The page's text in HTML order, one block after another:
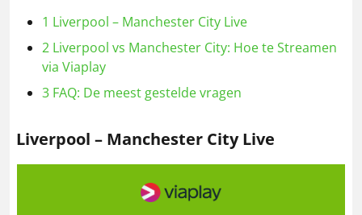
1 Liverpool – Manchester City Live
2 Liverpool vs Manchester City: Hoe te Streamen
via Viaplay
3 FAQ: De meest gestelde vragen
Liverpool – Manchester City Live